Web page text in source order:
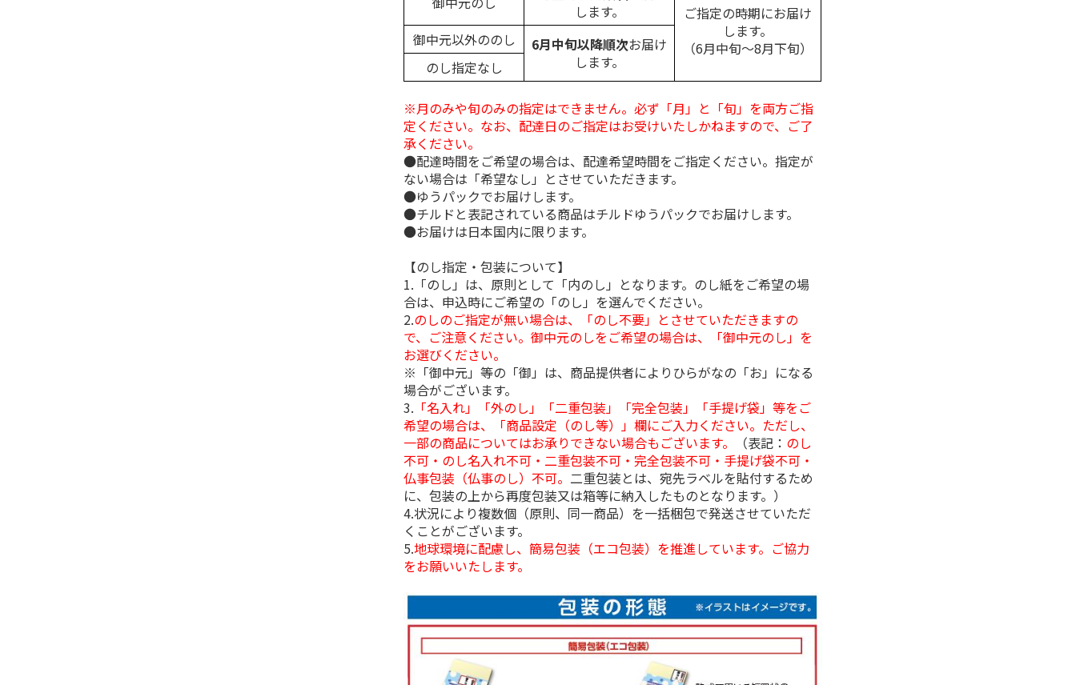
します。
ご指定の時期にお届け
します。
（6月中旬～8月下旬）
御中元以外ののし 6月中旬以降順次お届け
します。
のし指定なし
※月のみや旬のみの指定はできません。必ず「月」と「旬」を両方ご指
定ください。なお、配達日のご指定はお受けいたしかねますので、ご了
承ください。
●配達時間をご希望の場合は、配達希望時間をご指定ください。指定が
ない場合は「希望なし」とさせていただきます。
●ゆうパックでお届けします。
●チルドと表記されている商品はチルドゆうパックでお届けします。
●お届けは日本国内に限ります。
【のし指定・包装について】
1.「のし」は、原則として「内のし」となります。のし紙をご希望の場
合は、申込時にご希望の「のし」を選んでください。
2.のしのご指定が無い場合は、「のし不要」とさせていただきますの
で、ご注意ください。御中元のしをご希望の場合は、「御中元のし」を
お選びください。
※「御中元」等の「御」は、商品提供者によりひらがなの「お」になる
場合がございます。
3. 「名入れ」「外のし」「二重包装」「完全包装」「手提げ袋」等をご
希望の場合は、「商品設定（のし等）」欄にご入力ください。ただし、
一部の商品についてはお承りできない場合もございます。
（表記： のし
不可・のし名入れ不可・二重包装不可・完全包装不可・手提げ袋不可・
仏事包装（仏事のし）不可。 二重包装とは、宛先ラベルを貼付するため
に、包装の上から再度包装又は箱等に納入したものとなります。）
4.状況により複数個（原則、同一商品）を一括梱包で発送させていただ
くことがございます。
5.地球環境に配慮し、簡易包装（エコ包装）を推進しています。ご協力
をお願いいたします。